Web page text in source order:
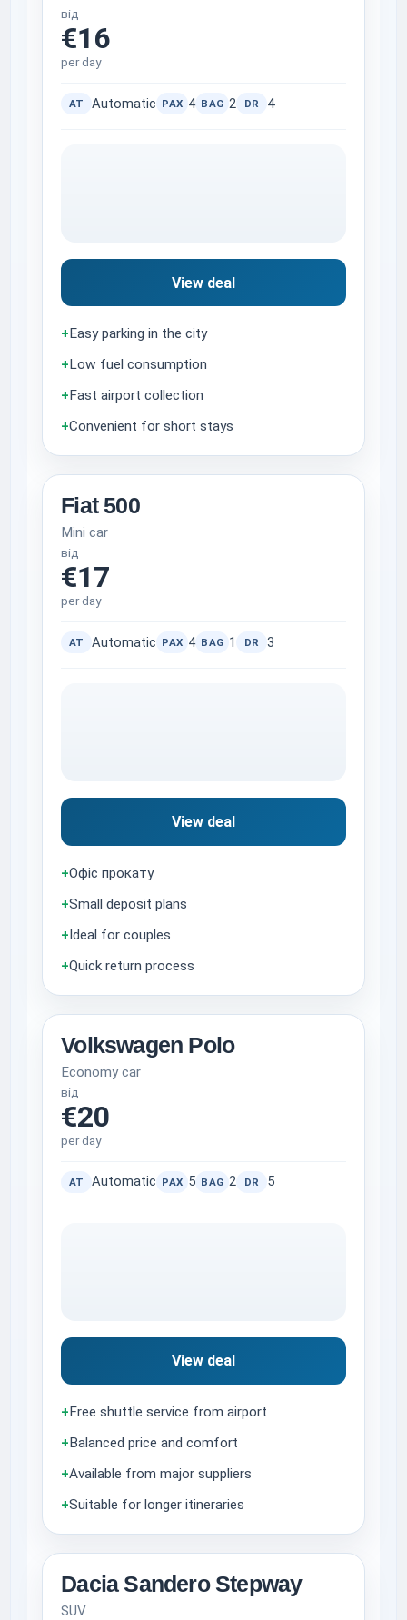
від
€16
per day
AT Automatic PAX 4 BAG 2 DR 4
View deal
+ Easy parking in the city
+ Low fuel consumption
+ Fast airport collection
+Convenient for short stays
Fiat 500
Mini car
від
€17
per day
AT Automatic PAX 4 BAG 1 DR 3
View deal
+Офіс прокату
+Small deposit plans
+Ideal for couples
+Quick return process
Volkswagen Polo
Economy car
від
€20
per day
AT Automatic PAX 5 BAG 2 DR 5
View deal
+Free shuttle service from airport
+Balanced price and comfort
+Available from major suppliers
+Suitable for longer itineraries
Dacia Sandero Stepway
SUV